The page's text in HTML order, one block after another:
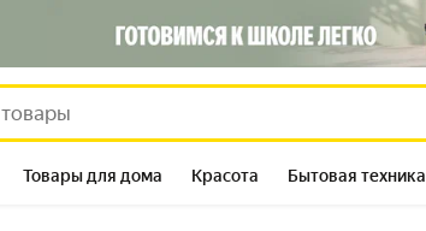
Товары для дома Красота Бытовая техника
термоса, с двумя карманами,